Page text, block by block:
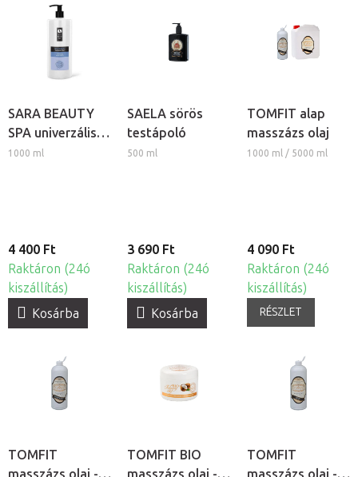
SARA BEAUTY
SPA univerzális
masszázstej
1000 ml
4 400 Ft
Raktáron (24ó
kiszállítás)
Kosárba
SAELA sörös
testápoló
500 ml
3 690 Ft
Raktáron (24ó
kiszállítás)
Kosárba
TOMFIT alap
masszázs olaj
1000 ml / 5000 ml
4 090 Ft
Raktáron (24ó
kiszállítás)
RÉSZLET
TOMFIT
TOMFIT BIO
TOMFIT